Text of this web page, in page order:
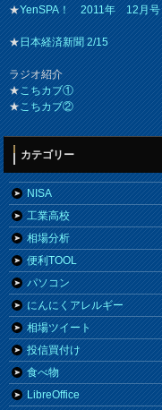
★YenSPA！ 2011年 12月号
★日本経済新聞 2/15
ラジオ紹介
★こちカブ①
★こちカブ②
カテゴリー
NISA
工業高校
相場分析
便利TOOL
パソコン
にんにくアレルギー
相場ツイート
投信買付け
食べ物
LibreOffice